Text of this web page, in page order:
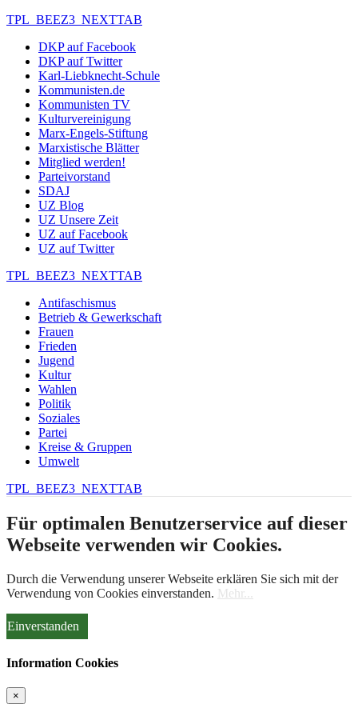
TPL_BEEZ3_NEXTTAB
DKP auf Facebook
DKP auf Twitter
Karl-Liebknecht-Schule
Kommunisten.de
Kommunisten TV
Kulturvereinigung
Marx-Engels-Stiftung
Marxistische Blätter
Mitglied werden!
Parteivorstand
SDAJ
UZ Blog
UZ Unsere Zeit
UZ auf Facebook
UZ auf Twitter
TPL_BEEZ3_NEXTTAB
Antifaschismus
Betrieb & Gewerkschaft
Frauen
Frieden
Jugend
Kultur
Wahlen
Politik
Soziales
Partei
Kreise & Gruppen
Umwelt
TPL_BEEZ3_NEXTTAB
Für optimalen Benutzerservice auf dieser
Webseite verwenden wir Cookies.
Durch die Verwendung unserer Webseite erklären Sie sich mit der
Verwendung von Cookies einverstanden. Mehr...
Einverstanden
Information Cookies
×